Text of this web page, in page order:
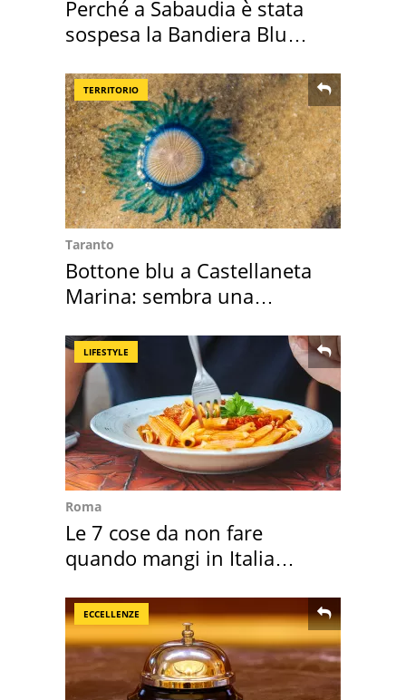
Perché a Sabaudia è stata
sospesa la Bandiera Blu
TERRITORIO
Taranto
Bottone blu a Castellaneta
Marina: sembra una
LIFESTYLE
Roma
Le 7 cose da non fare
quando mangi in Italia
ECCELLENZE